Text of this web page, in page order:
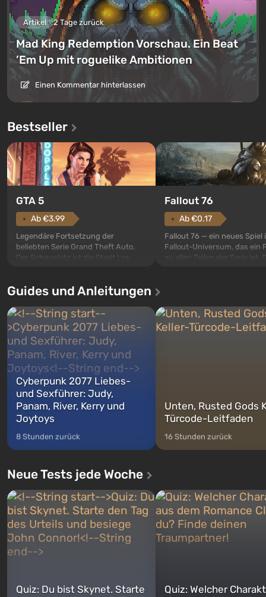
Artikel 2 Tage zurück
Mad King Redemption Vorschau. Ein Beat
’Em Up mit roguelike Ambitionen
Einen Kommentar hinterlassen
Bestseller
GTA 5
Ab €3.99
Legendäre Fortsetzung der
beliebten Serie Grand Theft Auto.
Der Schauplatz ist die Stadt Los
ersten Mal erzählt das Spiel die
Geschichte von drei Charakteren:
Michael, Trevor und Franklin,
zwischen denen Sie jederzeit
wechse...
Fallout 76
Ab €0.17
Fallout 76 — ein neues Spiel
Fallout-Universum, das ein
zu allen Teilen der Serie ist.
nach dem Abwurf von
auf Amerika geöffnet wird.
Guides und Anleitungen
Cyberpunk 2077 Liebes-
und Sexführer: Judy,
Panam, River, Kerry und
Joytoys
8 Stunden zurück
Unten, Rusted Gods
Türcode-Leitfaden
16 Stunden zurück
Neue Tests jede Woche
Quiz: Du bist Skynet. Starte
Quiz: Welcher